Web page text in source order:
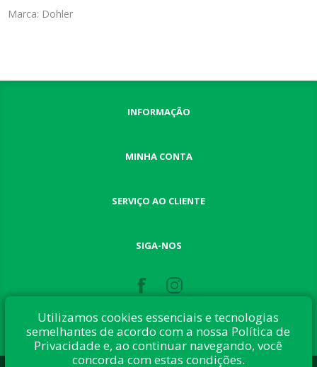
Marca: Dohler
INFORMAÇÃO
MINHA CONTA
SERVIÇO AO CLIENTE
SIGA-NOS
Utilizamos cookies essenciais e tecnologias
semelhantes de acordo com a nossa Política de
Privacidade e, ao continuar navegando, você
concorda com estas condições.